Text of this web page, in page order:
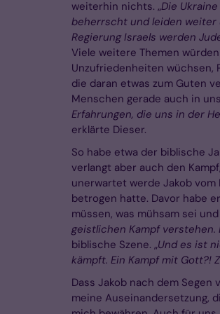
weiterhin nichts. „Die
beherrscht und leiden weiter
Regierung Israels werden
Viele weitere Themen
Unzufriedenheiten wüchsen,
die daran etwas zum Guten
Menschen gerade auch in
Erfahrungen, die uns in der
erklärte Dieser.
So habe etwa der biblische
verlangt aber auch den
unerwartet werde Jakob
betrogen hatte. Davor habe
müssen, was mühsam sei
geistlichen Kampf
biblische Szene. „Und es ist
kämpft. Ein Kampf mit Gott?!
Dass Jakob nach dem
meine Auseinandersetzung,